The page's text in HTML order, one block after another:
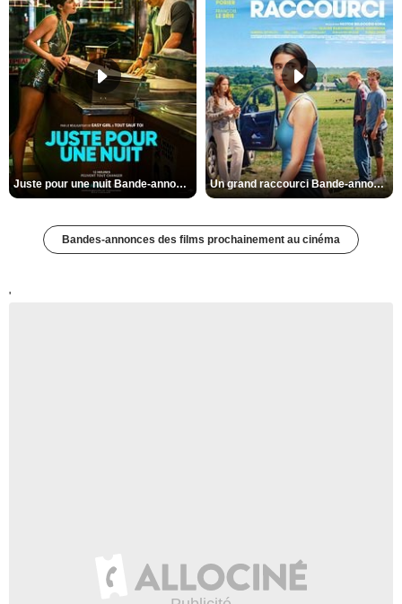
Juste pour une nuit Bande-annonce VO STFR Un grand raccourci Bande-annonce VF
Bandes-annonces des films prochainement au cinéma
'